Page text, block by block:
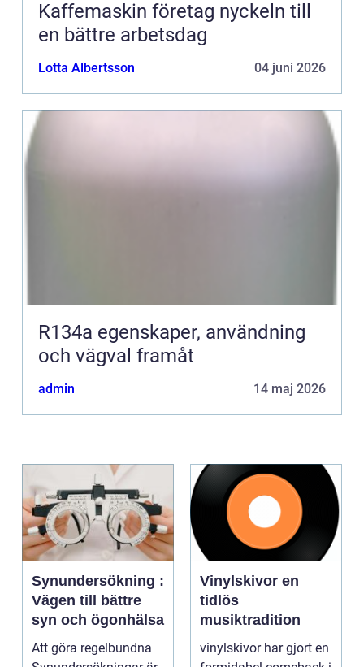
Kaffemaskin företag nyckeln till
en bättre arbetsdag
Lotta Albertsson 04 juni 2026
R134a egenskaper, användning
och vägval framåt
admin 14 maj 2026
Synundersökning :
Vägen till bättre
syn och ögonhälsa
Att göra regelbundna
Vinylskivor en
tidlös
musiktradition
vinylskivor har gjort en